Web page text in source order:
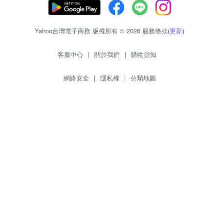
Yahoo台灣電子商務 版權所有 © 2026 服務條款(更新)
客服中心 | 關於我們 | 購物須知
網路安全 | 隱私權 | 分類地圖